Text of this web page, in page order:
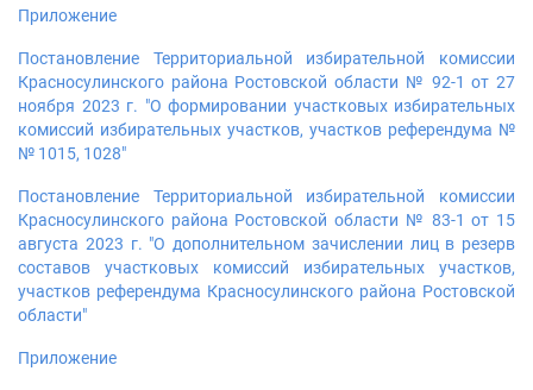
Приложение
Постановление Территориальной избирательной комиссии
Красносулинского района Ростовской области № 92-1 от 27
ноября 2023 г. "О формировании участковых избирательных
комиссий избирательных участков, участков референдума №
№ 1015, 1028"
Постановление Территориальной избирательной комиссии
Красносулинского района Ростовской области № 83-1 от 15
августа 2023 г. "О дополнительном зачислении лиц в резерв
составов участковых комиссий избирательных участков,
участков референдума Красносулинского района Ростовской
области"
Приложение